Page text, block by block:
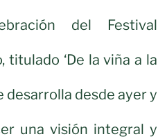
del Festival
titulado ‘De la viña a la
desarrolla desde ayer y
una visión integral y